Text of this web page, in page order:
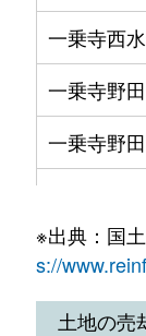
一乗寺西
一乗寺野
一乗寺野
岩倉花園町
上高野西
※出典：国
s://
土地の売